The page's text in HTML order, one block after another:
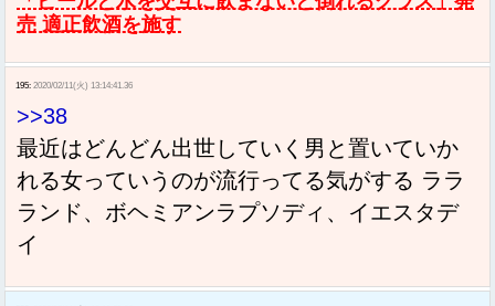
売 適正飲酒を施す
195: 2020/02/11(火) 13:14:41.36
>>38
最近はどんどん出世していく男と置いていか
れる女っていうのが流行ってる気がする ララ
ランド、ボヘミアンラプソディ、イエスタデ
イ